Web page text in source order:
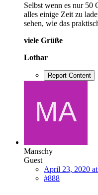
Selbst wenn es nur 50
alles einige Zeit zu
sehen, wie das
viele Grüße
Lothar
Report Content
Manschy
Guest
April 23, 2020
#888